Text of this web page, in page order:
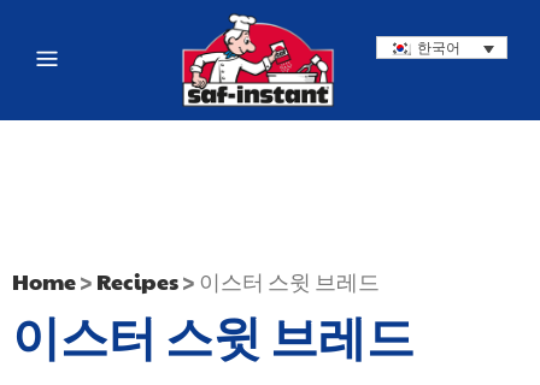
한국어
Home> Recipes> 이스터 스윗 브레드
이스터 스윗 브레드